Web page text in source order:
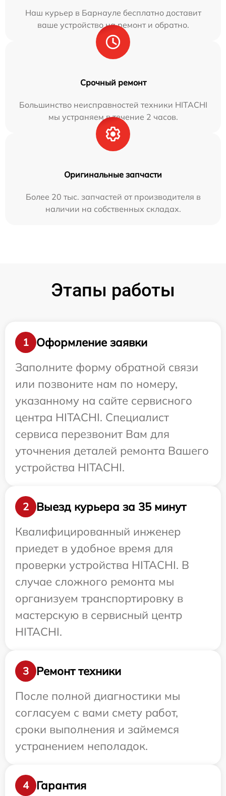
Наш курьер в Барнауле бесплатно доставит
ваше устройство на ремонт и обратно.
Срочный ремонт
Большинство неисправностей техники HITACHI
мы устраняем в течение 2 часов.
Оригинальные запчасти
Более 20 тыс. запчастей от производителя в
наличии на собственных складах.
Этапы работы
1
Оформление заявки
Заполните форму обратной связи
или позвоните нам по номеру,
указанному на сайте сервисного
центра HITACHI. Специалист
сервиса перезвонит Вам для
уточнения деталей ремонта Вашего
устройства HITACHI.
2
Выезд курьера за 35 минут
Квалифицированный инженер
приедет в удобное время для
проверки устройства HITACHI. В
случае сложного ремонта мы
организуем транспортировку в
мастерскую в сервисный центр
HITACHI.
3
Ремонт техники
После полной диагностики мы
согласуем с вами смету работ,
сроки выполнения и займемся
устранением неполадок.
4 Гарантия